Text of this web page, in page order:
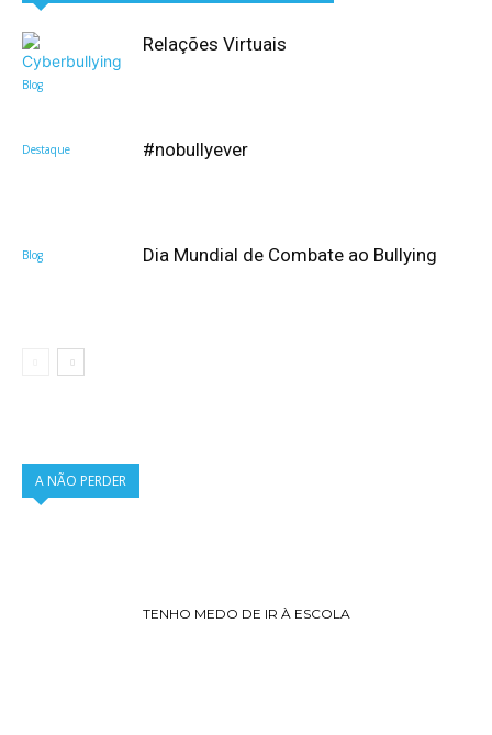
Blog
Relações Virtuais
Destaque #nobullyever
Blog Dia Mundial de Combate ao Bullying
A NÃO PERDER
TENHO MEDO DE IR À ESCOLA